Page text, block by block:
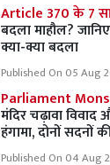
Article 370 के 7
बदला माहौल?
क्या-क्या बदला
Published On 05 Aug
Parliament
मंदिर चढ़ावा विवाद
हंगामा, दोनों सदनों
Published On 04 Aug